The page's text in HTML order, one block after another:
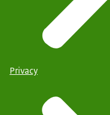
Privacy